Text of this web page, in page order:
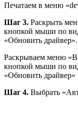
Печатаем в меню
Шаг 3. Раскрыть
кнопкой мыши по
«Обновить драйвер».
Раскрываем меню
кнопкой мыши по
«Обновить драйвер»
Шаг 4. Выбрать